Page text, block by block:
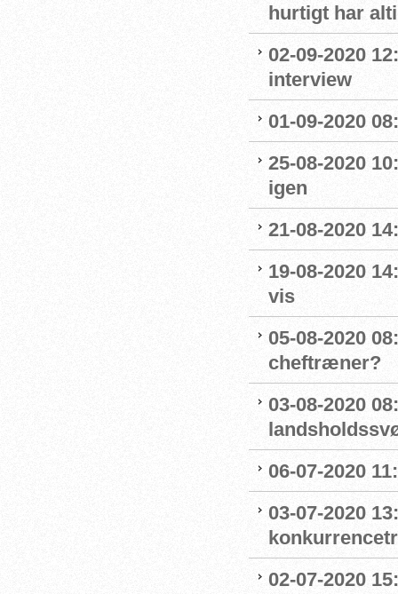
hurtigt har
02-09-2020
interview
01-09-2020
25-08-2020
igen
21-08-2020
19-08-2020
vis
05-08-2020
cheftræner?
03-08-2020
06-07-2020
03-07-2020
02-07-2020